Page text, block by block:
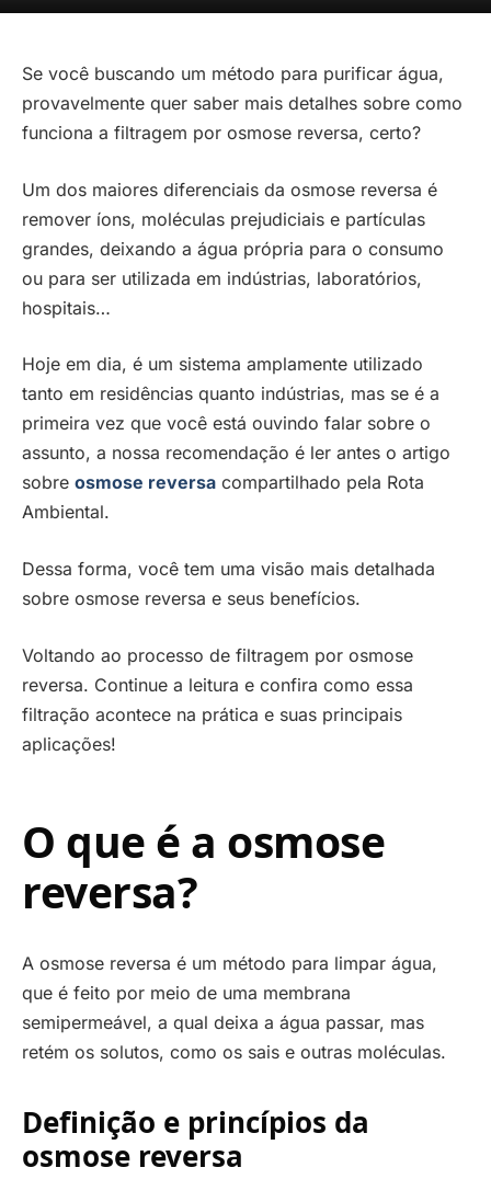
Se você buscando um método para purificar água,
provavelmente quer saber mais detalhes sobre como
funciona a filtragem por osmose reversa, certo?
Um dos maiores diferenciais da osmose reversa é
remover íons, moléculas prejudiciais e partículas
grandes, deixando a água própria para o consumo
ou para ser utilizada em indústrias, laboratórios,
hospitais…
Hoje em dia, é um sistema amplamente utilizado
tanto em residências quanto indústrias, mas se é a
primeira vez que você está ouvindo falar sobre o
assunto, a nossa recomendação é ler antes o artigo
sobre osmose reversa compartilhado pela Rota
Ambiental.
Dessa forma, você tem uma visão mais detalhada
sobre osmose reversa e seus benefícios.
Voltando ao processo de filtragem por osmose
reversa. Continue a leitura e confira como essa
filtração acontece na prática e suas principais
aplicações!
O que é a osmose
reversa?
A osmose reversa é um método para limpar água,
que é feito por meio de uma membrana
semipermeável, a qual deixa a água passar, mas
retém os solutos, como os sais e outras moléculas.
Definição e princípios da
osmose reversa